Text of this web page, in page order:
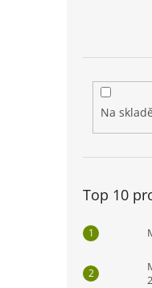
Na skladě
Top 10